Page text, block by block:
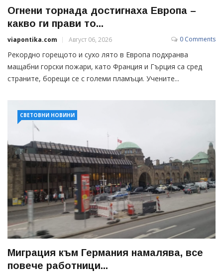
Огнени торнада достигнаха Европа –
какво ги прави то...
viapontika.com Август 06, 2026 0 Comments
Рекордно горещото и сухо лято в Европа подхранва
мащабни горски пожари, като Франция и Гърция са сред
страните, борещи се с големи пламъци. Учените...
СВЕТОВНИ НОВИНИ
Миграция към Германия намалява, все
повече работници...